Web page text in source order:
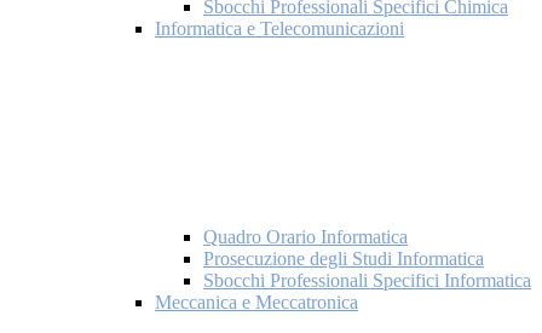
Sbocchi Professionali Specifici Chimica
Informatica e Telecomunicazioni
Quadro Orario Informatica
Prosecuzione degli Studi Informatica
Sbocchi Professionali Specifici Informatica
Meccanica e Meccatronica